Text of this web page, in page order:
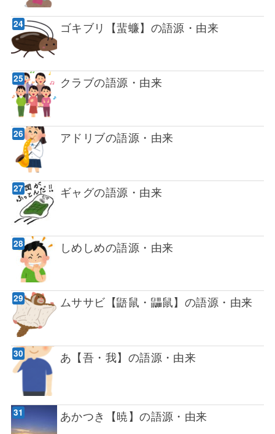
ゴキブリ【蜚蠊】の語源・由来
クラブの語源・由来
アドリブの語源・由来
ギャグの語源・由来
しめしめの語源・由来
ムササビ【鼯鼠・鼺鼠】の語源・由来
あ【吾・我】の語源・由来
あかつき【暁】の語源・由来